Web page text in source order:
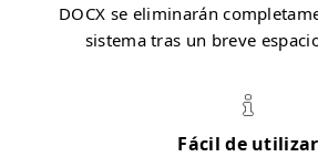
DOCX se eliminarán
sistema tras un breve
Fácil de utilizar